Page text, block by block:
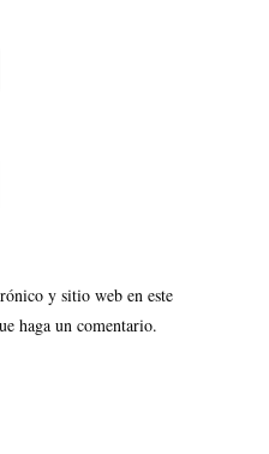
y sitio web en este
haga un comentario.